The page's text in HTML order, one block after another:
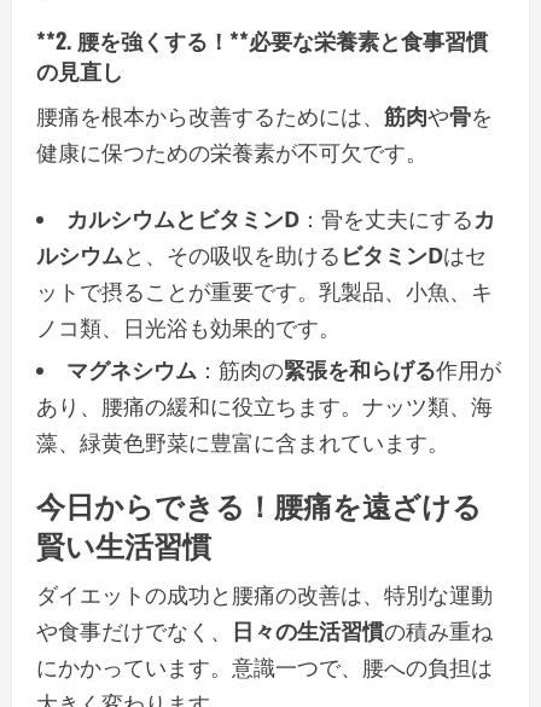
**2. 腰を強くする！**必要な栄養素と食事習慣
の見直し
腰痛を根本から改善するためには、 筋肉や骨を
健康に保つための栄養素が不可欠です。
カルシウムとビタミンD ：骨を丈夫にするカ
ルシウムと、その吸収を助ける ビタミンDはセ
ットで摂ることが重要です。乳製品、小魚、キ
ノコ類、日光浴も効果的です。
マグネシウム ：筋肉の緊張を和らげる作用が
あり、腰痛の緩和に役立ちます。ナッツ類、海
藻、緑黄色野菜に豊富に含まれています。
今日からできる ！ 腰痛を遠ざける
賢い生活習慣
ダイエットの成功と腰痛の改善は、特別な運動
や食事だけでなく、 日々の生活習慣の積み重ね
にかかっています。意識一つで、腰への負担は